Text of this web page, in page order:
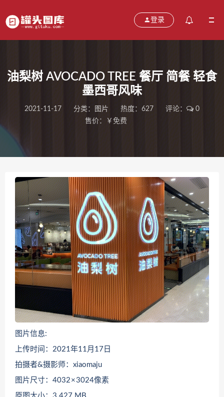
登录
油梨树 AVOCADO TREE 餐厅 简餐 轻食
墨西哥风味
2021-11-17 分类： 图片 热度：627 评论：
0
售价：￥免费
图片信息:
上传时间：2021年11月17日
拍摄者&摄影师：xiaomaju
图片尺寸：4032 × 3024像素